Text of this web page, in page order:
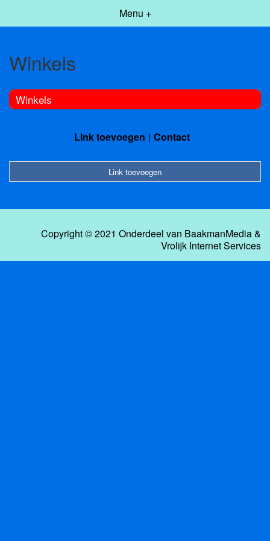
Menu +
Winkels
Winkels
Link toevoegen Contact
Link toevoegen
Copyright © 2021 Onderdeel van BaakmanMedia&
Vrolijk Internet Services